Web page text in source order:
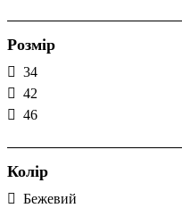
Розмір
34
42
46
Колір
Бежевий